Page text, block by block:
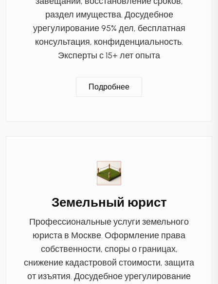
раздел имущества. Досудебное
урегулирование 95% дел, бесплатная
консультация, конфиденциальность.
Эксперты с 15+ лет опыта
Подробнее
Земельный юрист
Профессиональные услуги земельного
юриста в Москве. Оформление права
собственности, споры о границах,
снижение кадастровой стоимости, защита
от изъятия. Досудебное урегулирование